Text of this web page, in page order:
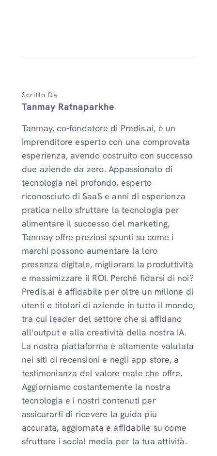
Scritto Da
Tanmay Ratnaparkhe
Tanmay, co-fondatore di Predis.ai, è un
imprenditore esperto con una comprovata
esperienza, avendo costruito con successo
due aziende da zero. Appassionato di
tecnologia nel profondo, esperto
riconosciuto di SaaS e anni di esperienza
pratica nello sfruttare la tecnologia per
alimentare il successo del marketing,
Tanmay offre preziosi spunti su come i
marchi possono aumentare la loro
presenza digitale, migliorare la produttività
e massimizzare il ROI. Perché fidarsi di noi?
Predis.ai è affidabile per oltre un milione di
utenti e titolari di aziende in tutto il mondo,
tra cui leader del settore che si affidano
all'output e alla creatività della nostra IA.
La nostra piattaforma è altamente valutata
nei siti di recensioni e negli app store, a
testimonianza del valore reale che offre.
Aggiorniamo costantemente la nostra
tecnologia e i nostri contenuti per
assicurarti di ricevere la guida più
accurata, aggiornata e affidabile su come
sfruttare i social media per la tua attività.